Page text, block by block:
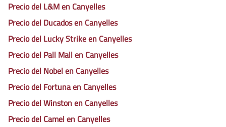
Precio del L&M en Canyelles
Precio del Ducados en Canyelles
Precio del Lucky Strike en Canyelles
Precio del Pall Mall en Canyelles
Precio del Nobel en Canyelles
Precio del Fortuna en Canyelles
Precio del Winston en Canyelles
Precio del Camel en Canyelles